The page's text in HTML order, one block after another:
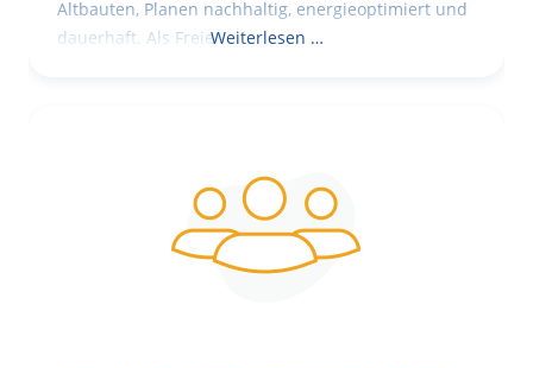
Altbauten, Planen nachhaltig, energieoptimiert und
dauerhaft. Als FreieWeiterlesen …